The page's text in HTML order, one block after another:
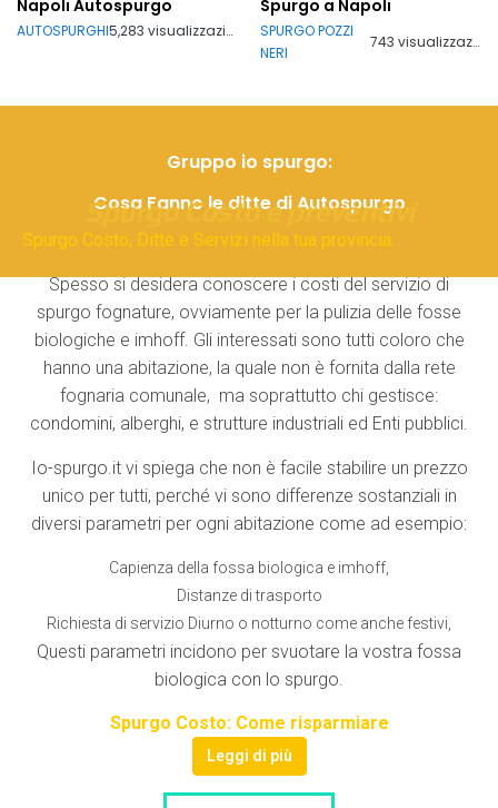
Napoli Autospurgo
AUTOSPURGHI 5,283 visualizzazioni
Spurgo a Napoli
SPURGO POZZI
NERI
743 visualizzazioni
Gruppo io spurgo:
Cosa Fanno le ditte di Autospurgo
Spurgo Costo e preventivi
Spurgo Costo, Ditte e Servizi nella tua provincia.
Spesso si desidera conoscere i costi del servizio di
spurgo fognature, ovviamente per la pulizia delle fosse
biologiche e imhoff. Gli interessati sono tutti coloro che
hanno una abitazione, la quale non è fornita dalla rete
fognaria comunale, ma soprattutto chi gestisce:
condomini, alberghi, e strutture industriali ed Enti pubblici.
Io-spurgo.it vi spiega che non è facile stabilire un prezzo
unico per tutti, perché vi sono differenze sostanziali in
diversi parametri per ogni abitazione come ad esempio:
Capienza della fossa biologica e imhoff,
Distanze di trasporto
Richiesta di servizio Diurno o notturno come anche festivi,
Questi parametri incidono per svuotare la vostra fossa
biologica con lo spurgo.
Spurgo Costo: Come risparmiare
Leggi di più